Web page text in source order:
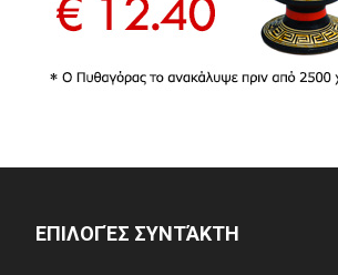
ΕΠΙΛΟΓΈΣ ΣΥΝΤΆΚΤΗ